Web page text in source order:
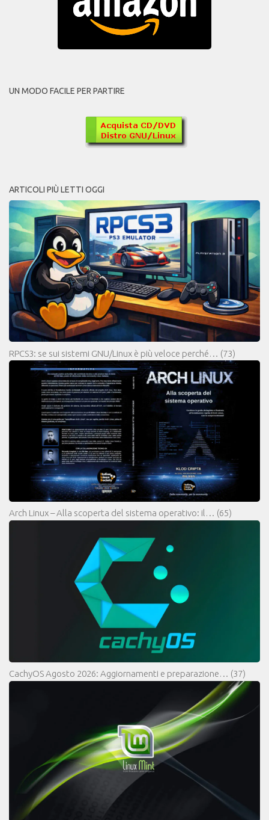
UN MODO FACILE PER PARTIRE
ARTICOLI PIÙ LETTI OGGI
RPCS3: se sui sistemi GNU/Linux è più veloce perché… (73)
Arch Linux – Alla scoperta del sistema operativo: il… (65)
CachyOS Agosto 2026: Aggiornamenti e preparazione… (37)